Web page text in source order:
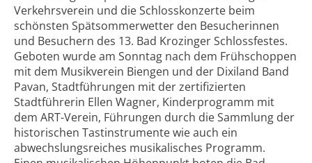
Verkehrsverein und die Schlosskonzerte beim
schönsten Spätsommerwetter den Besucherinnen
und Besuchern des 13. Bad Krozinger Schlossfestes.
Geboten wurde am Sonntag nach dem Frühschoppen
mit dem Musikverein Biengen und der Dixiland Band
Pavan, Stadtführungen mit der zertifizierten
Stadtführerin Ellen Wagner, Kinderprogramm mit
dem ART-Verein, Führungen durch die Sammlung der
historischen Tastinstrumente wie auch ein
abwechslungsreiches musikalisches Programm.